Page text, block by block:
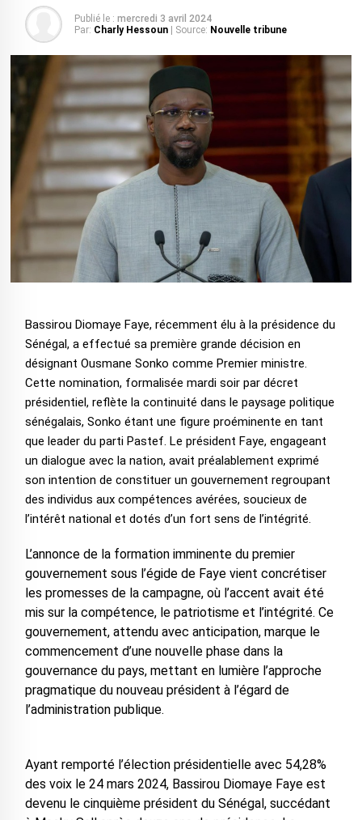
Publié le : mercredi 3 avril 2024
Par: Charly Hessoun | Source: Nouvelle tribune
Bassirou Diomaye Faye, récemment élu à la présidence du
Sénégal, a effectué sa première grande décision en
désignant Ousmane Sonko comme Premier ministre.
Cette nomination, formalisée mardi soir par décret
présidentiel, reflète la continuité dans le paysage politique
sénégalais, Sonko étant une figure proéminente en tant
que leader du parti Pastef. Le président Faye, engageant
un dialogue avec la nation, avait préalablement exprimé
son intention de constituer un gouvernement regroupant
des individus aux compétences avérées, soucieux de
l’intérêt national et dotés d’un fort sens de l’intégrité.
L’annonce de la formation imminente du premier
gouvernement sous l’égide de Faye vient concrétiser
les promesses de la campagne, où l’accent avait été
mis sur la compétence, le patriotisme et l’intégrité. Ce
gouvernement, attendu avec anticipation, marque le
commencement d’une nouvelle phase dans la
gouvernance du pays, mettant en lumière l’approche
pragmatique du nouveau président à l’égard de
l’administration publique.
Ayant remporté l’élection présidentielle avec 54,28%
des voix le 24 mars 2024, Bassirou Diomaye Faye est
devenu le cinquième président du Sénégal, succédant